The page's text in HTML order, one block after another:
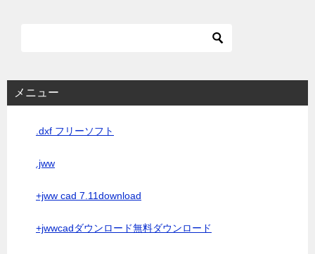
メニュー
.dxf フリーソフト
.jww
+jww cad 7.11download
+jwwcadダウンロード無料ダウンロード